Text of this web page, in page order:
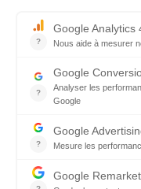
Adaptation à vos
cuisine. En
conviennent le mieux.
électroménagers, la
à vos habitudes
Utilisation efficace de
de l'espace disponible.
chaque recoin de la
Cela vous aide à
fonctionnelle.